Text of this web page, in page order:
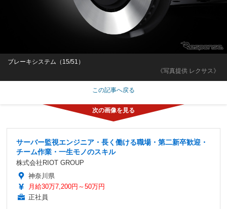
《写真提供 レクサス》
ブレーキシステム（15/51）
この記事へ戻る
サーバー監視エンジニア・長く働ける職場・第二新卒歓迎・
チーム作業・一生モノのスキル
株式会社RIOT GROUP
神奈川県
月給30万7,200円～50万円
正社員